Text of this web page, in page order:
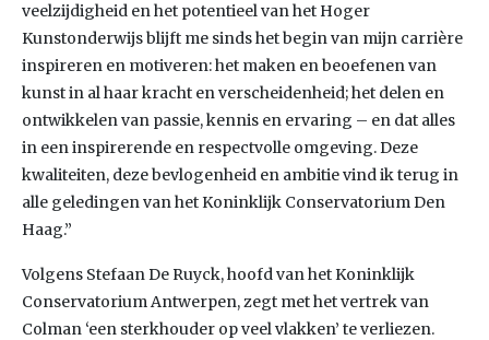
veelzijdigheid en het potentieel van het Hoger
Kunstonderwijs blijft me sinds het begin van mijn carrière
inspireren en motiveren: het maken en beoefenen van
kunst in al haar kracht en verscheidenheid; het delen en
ontwikkelen van passie, kennis en ervaring – en dat alles
in een inspirerende en respectvolle omgeving. Deze
kwaliteiten, deze bevlogenheid en ambitie vind ik terug in
alle geledingen van het Koninklijk Conservatorium Den
Haag.”
Volgens Stefaan De Ruyck, hoofd van het Koninklijk
Conservatorium Antwerpen, zegt met het vertrek van
Colman ‘een sterkhouder op veel vlakken’ te verliezen.